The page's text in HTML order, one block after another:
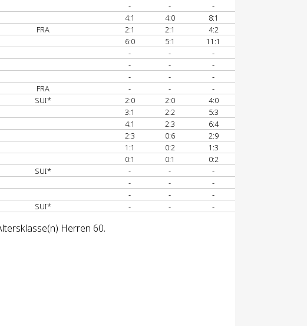
- -
-
4:1 4:0
8:1
FRA 2:1 2:1
4:2
6:0 5:1
11:1
- -
-
- -
-
- -
-
FRA - -
-
SUI* 2:0 2:0
4:0
3:1 2:2
5:3
4:1 2:3
6:4
2:3 0:6
2:9
1:1 0:2
1:3
0:1 0:1
0:2
SUI* - -
-
- -
-
- -
-
SUI* - - -
Herren 60.